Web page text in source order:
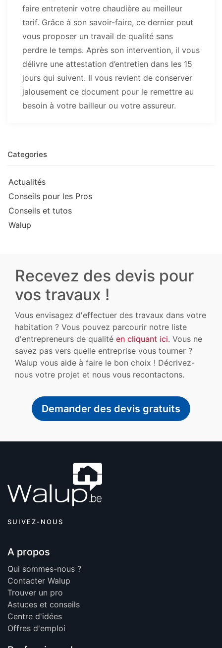
faire entretenir votre chaudière au meilleur
tarif. Grâce à son savoir-faire, ce dernier peut
vous proposer un travail de qualité sans
perdre le temps. Après son intervention, il vous
délivre une attestation d’entretien dans les 15
jours qui suivent. Il vous revient de conserver
jalousement ce document pour le remettre au
besoin à votre bailleur ou votre assureur.
Categories
Actualités
Conseils pour les Pros
Conseils et tutos
Walup
Recevez des devis pour
vos travaux !
Vous envisagez d'effectuer des travaux dans votre
habitation ? Vous pouvez parcourir notre liste
d'entrepreneurs de qualité en cliquant ici. Vous ne
savez pas vers quelle entreprise vous tourner ?
Walup vous aide à faire le bon choix ! Décrivez-
nous votre projet et nous vous recontactons.
Demander des devis gratuits
SUIVEZ-NOUS
A propos
Qui sommes-nous ?
Contacter Walup
Trouver un pro
Astuces et conseils
Centre d'idées
Offres d'emploi